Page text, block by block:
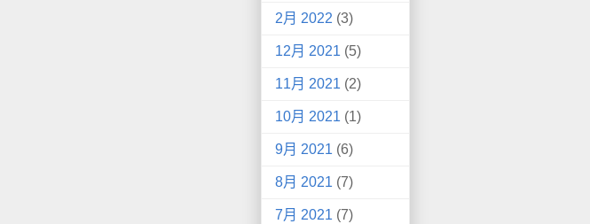
2月 2022 (3)
12月 2021 (5)
11月 2021 (2)
10月 2021 (1)
9月 2021 (6)
8月 2021 (7)
7月 2021 (7)